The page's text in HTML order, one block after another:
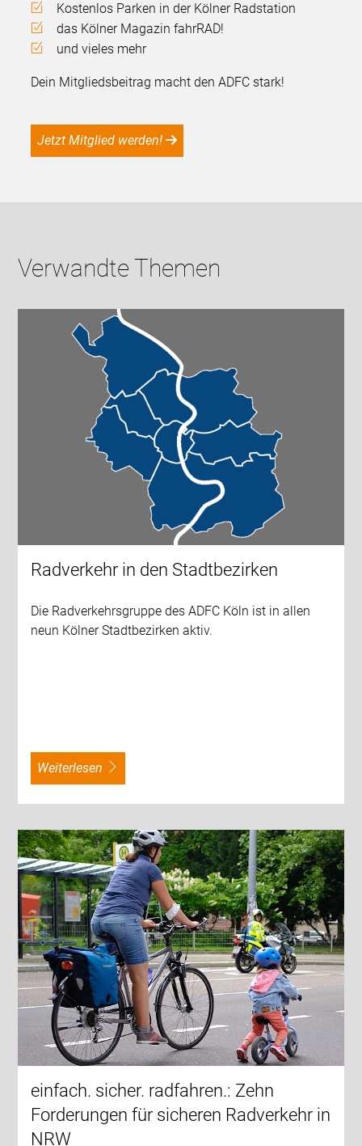
Kostenlos Parken in der Kölner Radstation
das Kölner Magazin fahrRAD!
und vieles mehr
Dein Mitgliedsbeitrag macht den ADFC stark!
Jetzt Mitglied werden!
Verwandte Themen
Radverkehr in den Stadtbezirken
Die Radverkehrsgruppe des ADFC Köln ist in allen
neun Kölner Stadtbezirken aktiv.
weiterlesen
einfach. sicher. radfahren.: Zehn
Forderungen für sicheren Radverkehr in
NRW